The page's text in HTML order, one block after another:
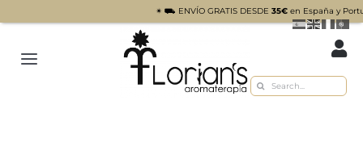
Toggle
Buscar:
✴︎ ⛟ ENVÍO GRATIS DESDE35€en España y Portugal